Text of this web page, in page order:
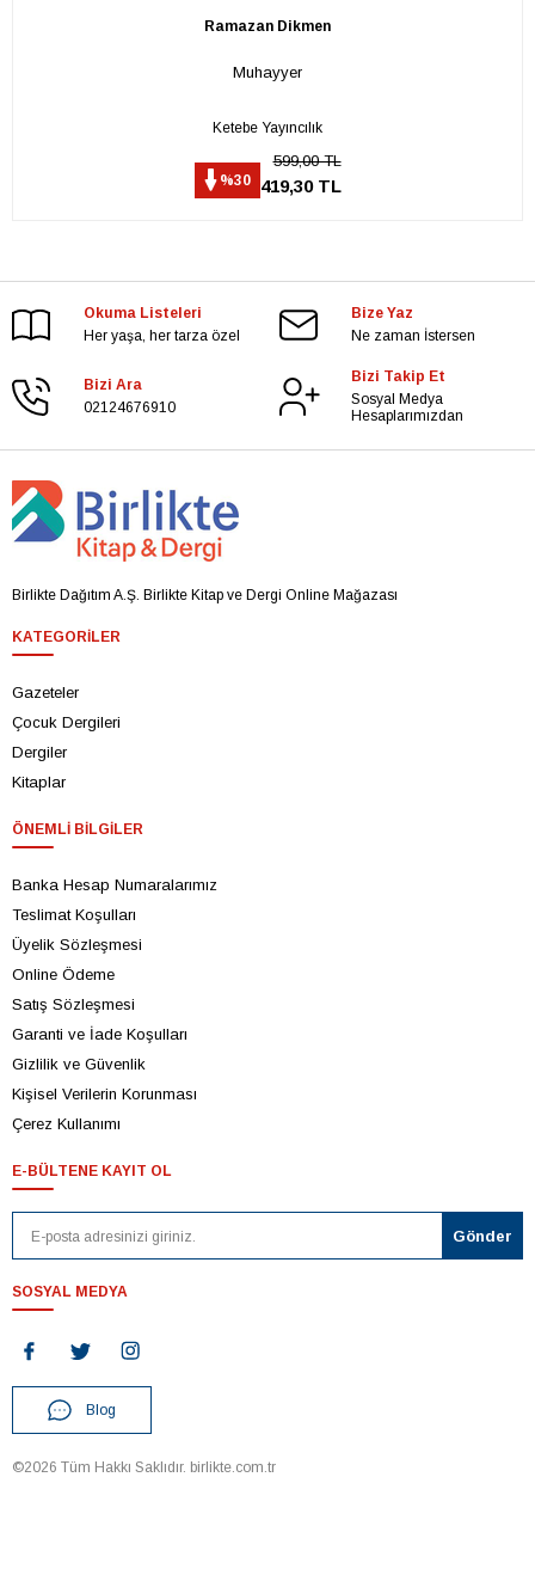
Ramazan Dikmen
Muhayyer
Ketebe Yayıncılık
%30
599,00 TL
419,30 TL
Okuma Listeleri
Her yaşa, her tarza özel
Bize Yaz
Ne zaman İstersen
Bizi Ara
02124676910
Bizi Takip Et
Sosyal Medya
Hesaplarımızdan
Birlikte Dağıtım A.Ş. Birlikte Kitap ve Dergi Online Mağazası
KATEGORILER
Gazeteler
Çocuk Dergileri
Dergiler
Kitaplar
ÖNEMLI BILGILER
Banka Hesap Numaralarımız
Teslimat Koşulları
Üyelik Sözleşmesi
Online Ödeme
Satış Sözleşmesi
Garanti ve İade Koşulları
Gizlilik ve Güvenlik
Kişisel Verilerin Korunması
Çerez Kullanımı
E-BÜLTENE KAYIT OL
SOSYAL MEDYA
Blog
©2026 Tüm Hakkı Saklıdır. birlikte.com.tr